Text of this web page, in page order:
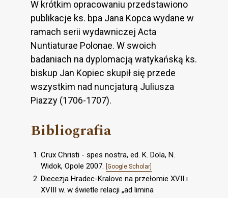
W krótkim opracowaniu przedstawiono
publikacje ks. bpa Jana Kopca wydane w
ramach serii wydawniczej Acta
Nuntiaturae Polonae. W swoich
badaniach na dyplomacją watykańską ks.
biskup Jan Kopiec skupił się przede
wszystkim nad nuncjaturą Juliusza
Piazzy (1706-1707).
Bibliografia
Crux Christi - spes nostra, ed. K. Dola, N.
Widok, Opole 2007.
[Google Scholar]
Diecezja Hradec-Kralove na przełomie XVII i
XVIII w. w świetle relacji „ad limina